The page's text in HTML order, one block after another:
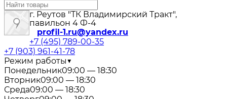
г. Реутов "ТК Владимирский Тракт",
павильон 4 Ф-4
profil-1.ru@yandex.ru
+7 (495) 789-00-35
+7 (903) 961-41-78
Режим работы▼
Понедельник09:00 — 18:30
Вторник09:00 — 18:30
Среда09:00 — 18:30